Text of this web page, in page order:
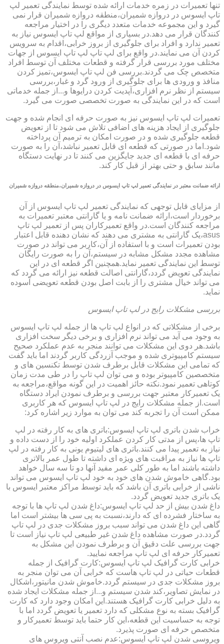
تنها تعمیرات در زمره خدمات ارائه شده توسط نمایندگی تعمیر لپ
تاپ ایسوس در دروازه شمیران،منطقه دروازه شمیران قرار نمی
گیرد و این مجموعه خدمات متعدد دیگری را در اختیار مراجعه
کنندگان قرار می دهد.در بسیاری از مواقع لپ تاپ ایسوس نیاز به
تعمیر ندارد و افراد برای جلوگیری از بروز خرابی،اقدام به سرویس
کردن آن می نمایند.در واقع برای لپ تاپ لپ تاپ ایسوس از جهات
مختلف مورد بررسی قرار گرفته و قطعات مختلف آن توسط افراد
متخصص چک می گردند.بررسی فن لپ تاپ ایسوس،تمیز کردن
منافذ و ورودی ها برای جلوگیری از ورود گرد و غبار،بررسی
سیستم از نظر نرم افزاری،آپدیت کردن درایوها و...از جمله خدماتی
است که در این نمایندگی به صورت تخصصی صورت می گیرد.
تعمیرات لپ تاپ ایسوس نیز به صورت حرفه ای انجام شده و جهت
جلوگیری از ایجاد هزینه های اضافی تلاش می شود تا از تعویض
قطعه جلوگیری شده و در صورت امکان به ترمیم آن پرداخته
شود.اما در صورتی که قطعه ای قابل تعمیر نباشد،آن را به صورت
حرفه ای با قطعه ای جدید جایگزین می کنند تا در نهایت دستگاه
مانند سابق و حتی بهتر از قبل کار کند.
ارائه ضمانت معتبر در نمایندگی تعمیر لپ تاپ ایسوس در دروازه شمیران،منطقه دروازه شمیران
از مزایای قابل توجهی که نمایندگی تعمیر لپ تاپ ایسوس از آن
برخوردار است،ارائه ضمانت نامه و یا گارانتی معتبر تعمیرات به
مراجعه کنندگان است.در واقع تعمیرکاران پس از تعمیر لپ تاپ
asus،یک گارانتی به مشتری می دهند که نشان دهنده قابل اعتبار
بودن تعمیرات است و با استفاده از آن،کاربر می تواند در صورت
مشاهده مجدد مشکل مشابه در سیستم،آن را به صورت رایگان
توسط این نمایندگی تعمیر نماید.همچنین اگر قطعه ای در این
نمایندگی تعویض گردد،گارانتی اصالت قطعه نیز ارائه می گردد که
می تواند خیال مشتری را از بابت اصل بودن قطعه تعویضی آسوده
نماید.
بررسی مشکلات رایج در لپ تاپ ایسوس
برخی از مشکلاتی که در انواع لپ تاپ ها از جمله لپ تاپ ایسوس
به وجود می آید می تواند نرم افزاری و برخی دیگر سخت افزاری
باشد.هر دوی این مشکلات می توانند منجر به عدم عملکرد صحیح
سیستم کامپیوتری شده و موجب آزردگی کاربر گردند اما باید گفت
که تمامی این مشکلات قابل برطرف شدن توسط تکنسین های و
متخصصین کامپیوتر بوده و می توان لپ تاپ را در طی مدت زمان
کوتاهی تعمیر نمود.نکته حائز اهمیت در این گونه مواقع،مراجعه به
یک تعمیرکار معتبر جهت بررسی و برطرف نمودن ایراد دستگاه
است.از جمله مشکلات رایج در لپ تاپ ایسوس که هر کاربری
ممکن است آن را تجربه کند می توان به موارد زیر اشاره کرد:
خراب شدن باتری لپ تاپ ایسوس:باتری های به کار رفته در لپ
تاپ ها،پس از مدتی کار کردن عملکرد اولیه خود را از دست داده و
نیاز به تعمیر پیدا می کنند.باتری های لیتیوم یونی به کار رفته در لپ
تاپ ها نیاز به مراقبت های ویژه ای داشته تا طول عمر بالاتری
داشته باشند اما به طور کلی عمر مفید آنها دو تا سه سال خواهد
بود.گاهی خاموش شدن های خود به خود لپ تاپ ایسوس می تواند
ناشی از خرابی باتری آن باشد که باید توسط مراکز معتبر ایسوس با
یک باتری جدید تعویض گردد.
داغ شدن بیش از حد لپ تاپ ایسوس:داغ شدن لپ تاپ ها با توجه
به ساختار فشرده ای که دارند،نسبت به پی سی ها بیشتر است اما
گاهی این داغ شدن می تواند سبب بروز مشکلات جدی در لپ تاپ
گردد.در صورت مشاهده داغ شدن غیر طبیعی لپ تاپ نیاز است تا
جهت بررسی علت دقیق آن و برطرف نمودن این مشکل به
تعمیرکار حرفه ای لپ تاپ مراجعه نمایید.
خرابی کارت گرافیک لپ تاپ ایسوس:کارت گرافیک از جمله
قطعات حیاتی در لپ تاپ هاست که خرابی آن می توان منجر به
بروز مشکلات جدی در سیستم گردد.خاموش شدن مانیتور،اشکال
در نمایش تصاویر،کند شدن سیستم و...از جمله مشکلات ایجاد شده
به دلیل خرابی کارت گرافیک هستند.این امکان وجود دارد که کارت
گرافیک بسته به نوع مشکلی که دارد تعمیر یا تعویض گردد اما با
توجه به حساسیت این قطعه،این کار حتما باید توسط تعمیرکار و
متخصص حرفه ای صورت پذیرد.
ویروسی شدن لپ تاپ ایسوس:عدم نصب آنتی ویروس های